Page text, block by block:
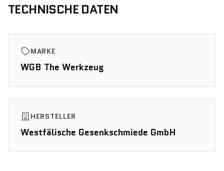
TECHNISCHE DATEN
MARKE
WGB The Werkzeug
HERSTELLER
Westfälische Gesenkschmiede GmbH